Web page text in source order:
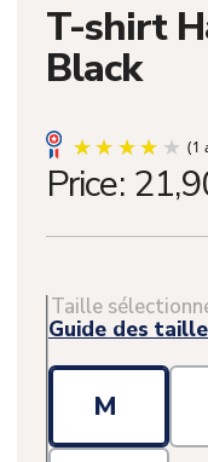
T-shirt
Black
Price:
Taille
Guide des
M